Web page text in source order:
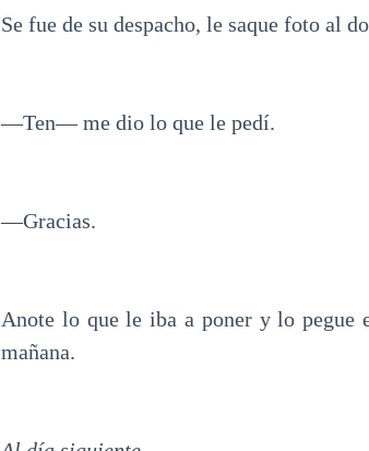
Se fue de su despacho, le saque foto al
—Ten— me dio lo que le pedí.
—Gracias.
Anote lo que le iba a poner y lo pegue
mañana.